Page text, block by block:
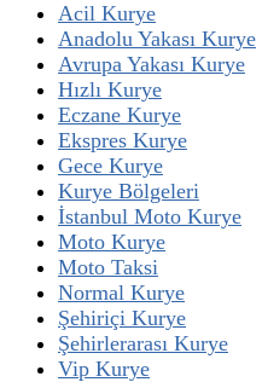
Acil Kurye
Anadolu Yakası Kurye
Avrupa Yakası Kurye
Hızlı Kurye
Eczane Kurye
Ekspres Kurye
Gece Kurye
Kurye Bölgeleri
İstanbul Moto Kurye
Moto Kurye
Moto Taksi
Normal Kurye
Şehiriçi Kurye
Şehirlerarası Kurye
Vip Kurye